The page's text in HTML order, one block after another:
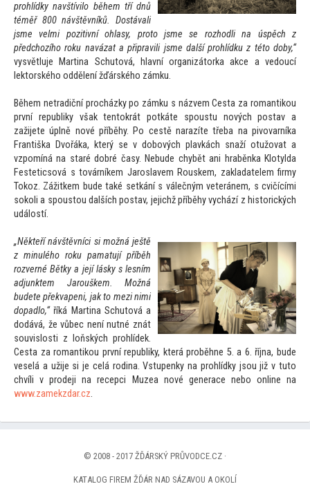
prohlídky navštívilo během tří dnů
téměř 800 návštěvníků. Dostávali
jsme velmi pozitivní ohlasy, proto jsme se rozhodli na úspěch z
předchozího roku navázat a připravili jsme další prohlídku z této doby,“
vysvětluje Martina Schutová, hlavní organizátorka akce a vedoucí
lektorského oddělení žďárského zámku.
Během netradiční procházky po zámku s názvem Cesta za romantikou
první republiky však tentokrát potkáte spoustu nových postav a
zažijete úplně nové příběhy. Po cestě narazíte třeba na pivovarníka
Františka Dvořáka, který se v dobových plavkách snaží otužovat a
vzpomíná na staré dobré časy. Nebude chybět ani hraběnka Klotylda
Festeticsová s továrníkem Jaroslavem Rouskem, zakladatelem firmy
Tokoz. Zážitkem bude také setkání s válečným veteránem, s cvičícími
sokoli a spoustou dalších postav, jejichž příběhy vychází z historických
událostí.
„Někteří návštěvníci si možná ještě
z minulého roku pamatují příběh
rozverné Bětky a její lásky s lesním
adjunktem Jarouškem. Možná
budete překvapeni, jakto mezi nimi
dopadlo,“říká Martina Schutová a
dodává, že vůbec není nutné znát
souvislosti z loňských prohlídek.
Cesta za romantikou první republiky, která proběhne 5. a 6. října, bude
veselá a užije si je celá rodina. Vstupenky na prohlídky jsou již v tuto
chvíli v prodeji na recepci Muzea nové generace nebo online na
www.zamekzdar.cz.
© 2008 - 2017 ŽĎÁRSKÝ PRŮVODCE.CZ ·
KATALOG FIREM ŽĎÁR NAD SÁZAVOU A OKOLÍ